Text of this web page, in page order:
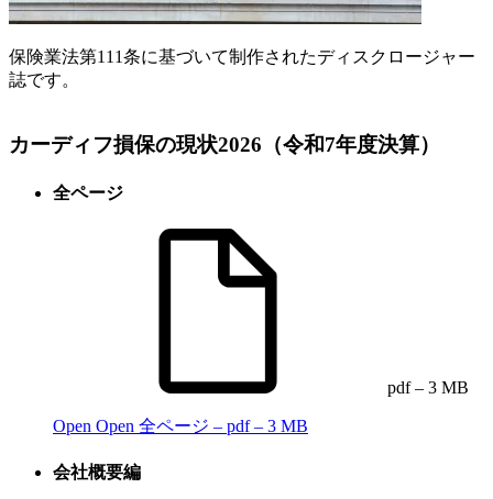
保険業法第111条に基づいて制作されたディスクロージャー
誌です。
カーディフ損保の現状2026（令和7年度決算）
全ページ
pdf – 3 MB
Open Open 全ページ – pdf – 3 MB
会社概要編